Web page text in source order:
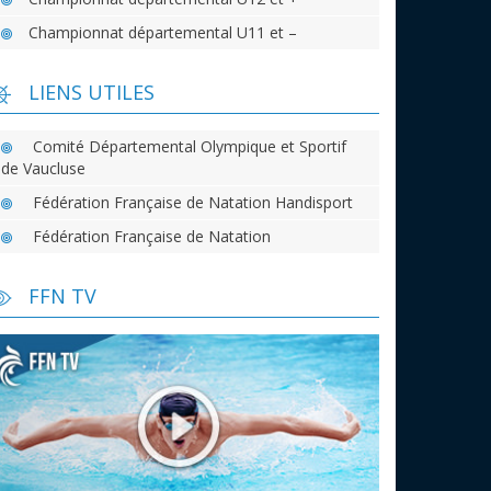
Championnat départemental U11 et –
LIENS UTILES
Comité Départemental Olympique et Sportif
de Vaucluse
Fédération Française de Natation Handisport
Fédération Française de Natation
FFN TV